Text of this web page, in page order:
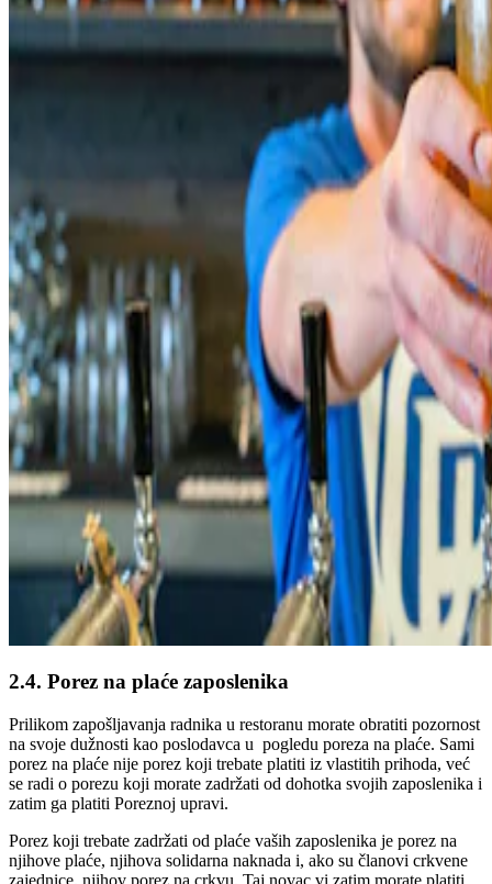
2.4. Porez na plaće zaposlenika
Prilikom zapošljavanja radnika u restoranu morate obratiti pozornost
na svoje dužnosti kao poslodavca u pogledu poreza na plaće. Sami
porez na plaće nije porez koji trebate platiti iz vlastitih prihoda, već
se radi o porezu koji morate zadržati od dohotka svojih zaposlenika i
zatim ga platiti Poreznoj upravi.
Porez koji trebate zadržati od plaće vaših zaposlenika je porez na
njihove plaće, njihova solidarna naknada i, ako su članovi crkvene
zajednice, njihov porez na crkvu. Taj novac vi zatim morate platiti